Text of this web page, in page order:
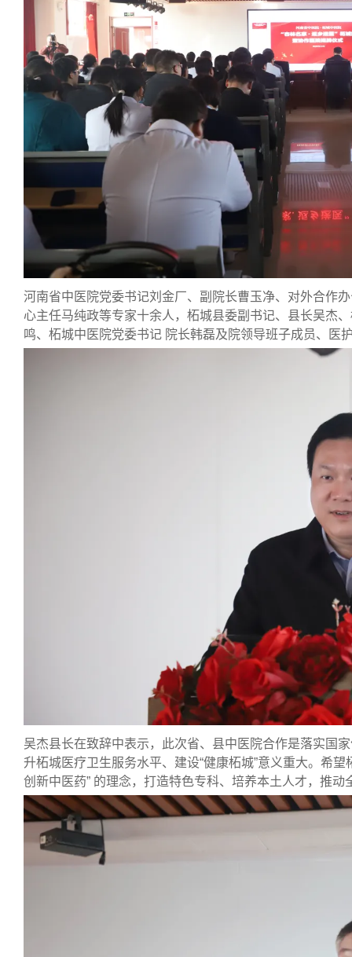
河南省中医院党委书记刘金厂、副院长曹玉净、对外合作
心主任马纯政等专家十余人，柘城县委副书记、县长吴杰
鸣、柘城中医院党委书记 院长韩磊及院领导班子成员、医
吴杰县长在致辞中表示，此次省、县中医院合作是落实国
升柘城医疗卫生服务水平、建设“健康柘城”意义重大。希
创新中医药” 的理念，打造特色专科、培养本土人才，推动